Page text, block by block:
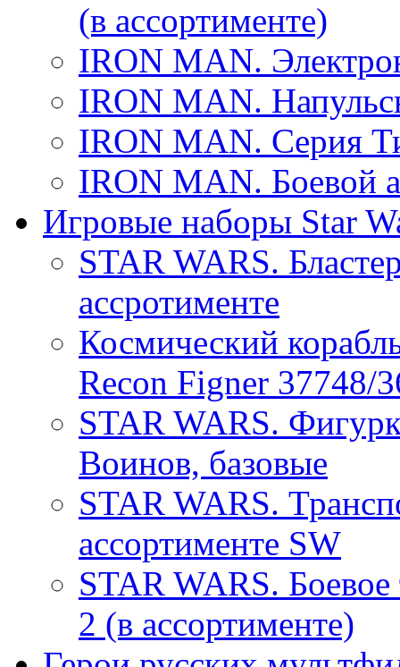
(в ассортименте)
IRON MAN.
IRON MAN.
IRON MAN. Серия
IRON MAN. Боевой
Игровые наборы Star
STAR WARS.
ассротименте
Космический
Recon Figner 37748/
STAR WARS.
Воинов, базовые
STAR WARS.
ассортименте SW
STAR WARS. Боевое
2 (в ассортименте)